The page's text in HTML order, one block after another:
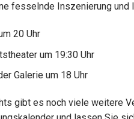
fesselnde Inszenierung
20 Uhr
um 19:30 Uhr
Galerie um 18 Uhr
gibt es noch viele weitere